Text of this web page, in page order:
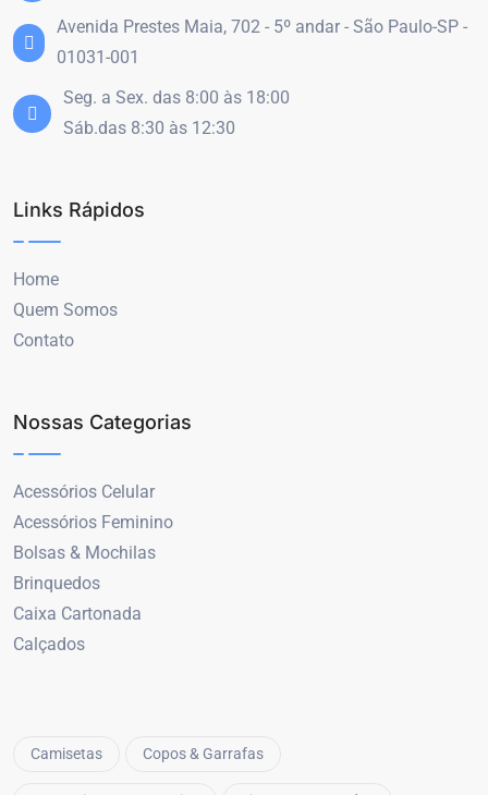
Avenida Prestes Maia, 702 - 5º andar - São Paulo-SP -
01031-001
Seg. a Sex. das 8:00 às 18:00
Sáb.das 8:30 às 12:30
Links Rápidos
Home
Quem Somos
Contato
Nossas Categorias
Acessórios Celular
Acessórios Feminino
Bolsas & Mochilas
Brinquedos
Caixa Cartonada
Calçados
Camisetas Copos & Garrafas